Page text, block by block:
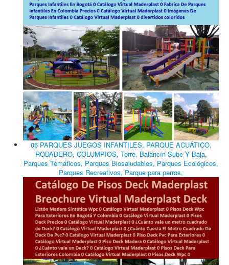
06 PARQUES JUEGOS INFANTILES, PARQUE ACUÁTICO,
RODADERO, COLUMPIOS, Torre, Balancín Sube Y Baja,
Parques Temáticos, Parques Biosaludables, Parques Ecológicos,
Parques Recreativos, Parque para perros,